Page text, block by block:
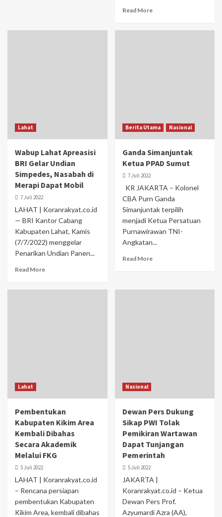
Read More
Lahat
Wabup Lahat Apreasisi
BRI Gelar Undian
Simpedes, Nasabah di
Merapi Dapat Mobil
7 Juli 2022
LAHAT | Koranrakyat.co.id
— BRI Kantor Cabang
Kabupaten Lahat, Kamis
(7/7/2022) menggelar
Penarikan Undian Panen...
Read More
Berita Utama Nasional
Ganda Simanjuntak
Ketua PPAD Sumut
7 Juli 2022
KR JAKARTA – Kolonel
CBA Purn Ganda
Simanjuntak terpilih
menjadi Ketua Persatuan
Purnawirawan TNI-
Angkatan...
Read More
Lahat
Pembentukan
Kabupaten Kikim Area
Kembali Dibahas
Secara Akademik
Melalui FKG
5 Juli 2022
LAHAT | Koranrakyat.co.id
– Rencana persiapan
pembentukan Kabupaten
Kikim Area, kembali dibahas
Nasional
Dewan Pers Dukung
Sikap PWI Tolak
Pemikiran Wartawan
Dapat Tunjangan
Pemerintah
5 Juli 2022
JAKARTA |
Koranrakyat.co.id – Ketua
Dewan Pers Prof.
Azyumardi Azra (AA),